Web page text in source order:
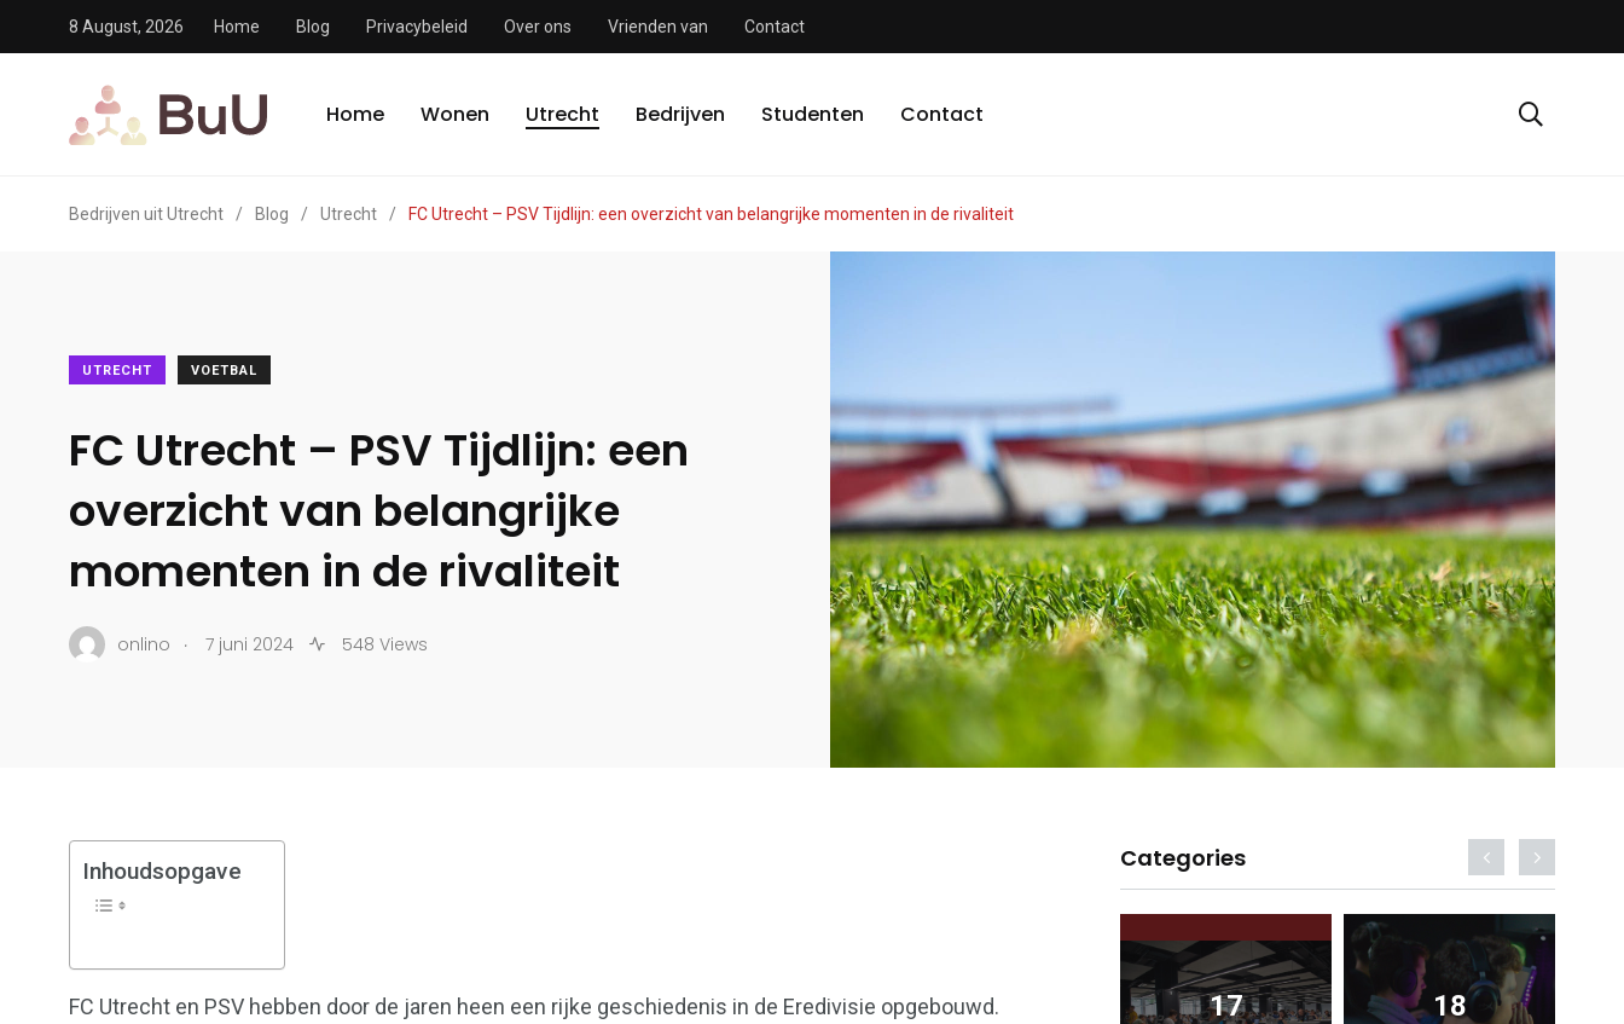
8 August, 2026 Home Blog Privacybeleid Over ons Vrienden van Contact
Home Wonen Utrecht Bedrijven Studenten Contact
Bedrijven uit Utrecht / Blog / Utrecht / FC Utrecht – PSV Tijdlijn: een overzicht van belangrijke momenten in de rivaliteit
UTRECHT VOETBAL
FC Utrecht – PSV Tijdlijn: een
overzicht van belangrijke
momenten in de rivaliteit
onlino . 7 juni 2024 548 Views
Inhoudsopgave
FC Utrecht en PSV hebben door de jaren heen een rijke geschiedenis in de Eredivisie opgebouwd.
Categories
17 18 36 17 18